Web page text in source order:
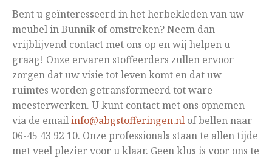
Bent u geïnteresseerd in het herbekleden van uw
meubel in Bunnik of omstreken? Neem dan
vrijblijvend contact met ons op en wij helpen u
graag! Onze ervaren stoffeerders zullen ervoor
zorgen dat uw visie tot leven komt en dat uw
ruimtes worden getransformeerd tot ware
meesterwerken. U kunt contact met ons opnemen
via de emailinfo@abgstofferingen.nl of bellen naar
06-45 43 92 10. Onze professionals staan te allen tijde
met veel plezier voor u klaar. Geen klus is voor ons te